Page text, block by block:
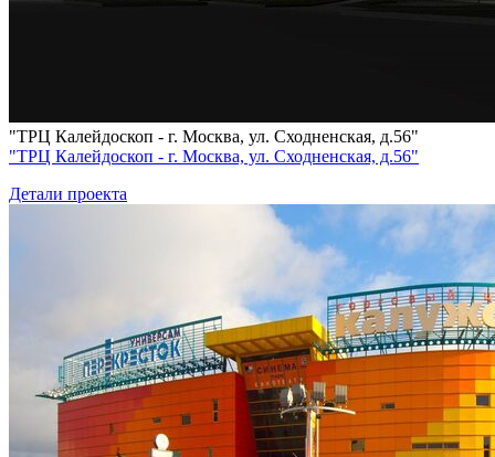
"ТРЦ Калейдоскоп - г. Москва, ул. Сходненская, д.56"
"ТРЦ Калейдоскоп - г. Москва, ул. Сходненская, д.56"
Детали проекта